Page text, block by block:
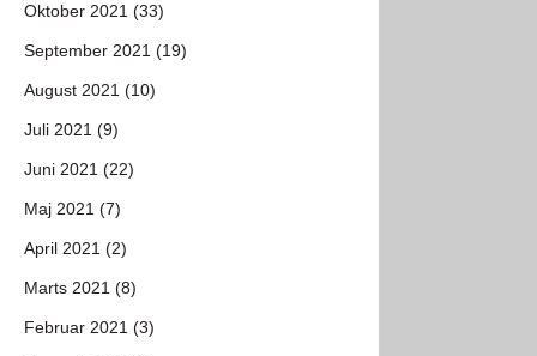
Oktober 2021 (33)
September 2021 (19)
August 2021 (10)
Juli 2021 (9)
Juni 2021 (22)
Maj 2021 (7)
April 2021 (2)
Marts 2021 (8)
Februar 2021 (3)